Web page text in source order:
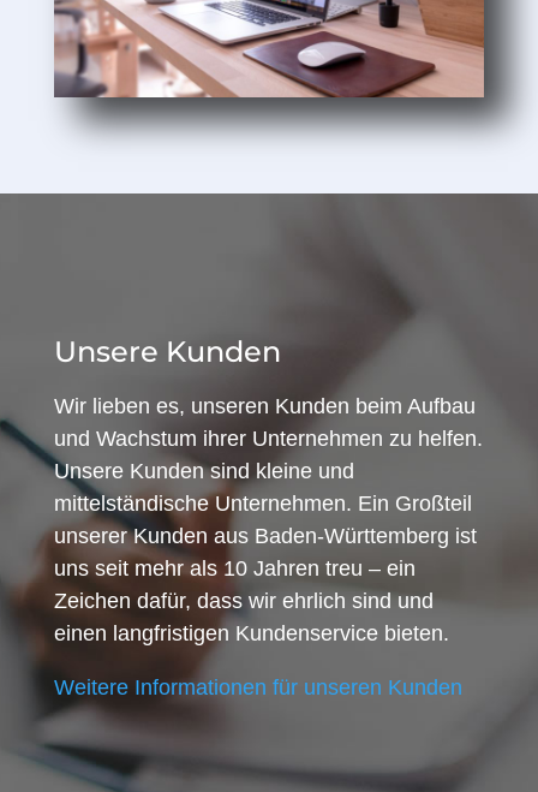
Unsere Kunden
Wir lieben es, unseren Kunden beim Aufbau
und Wachstum ihrer Unternehmen zu helfen.
Unsere Kunden sind kleine und
mittelständische Unternehmen. Ein Großteil
unserer Kunden aus Baden-Württemberg ist
uns seit mehr als 10 Jahren treu – ein
Zeichen dafür, dass wir ehrlich sind und
einen langfristigen Kundenservice bieten.
Weitere Informationen für unseren Kunden